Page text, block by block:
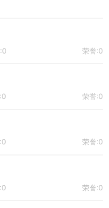
荣誉:0
荣誉:0
荣誉:0
荣誉:0